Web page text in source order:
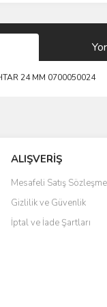
24 MM 0700050024
veya görüntülenemiyor.
eksik bilgiler bulunuyor.
bulunuyor.
daha pahalı.
alternatifler olmalı.
ALIŞVERİŞ
Mesafeli Satış
Gizlilik ve Güvenlik
İptal ve İade Şartları